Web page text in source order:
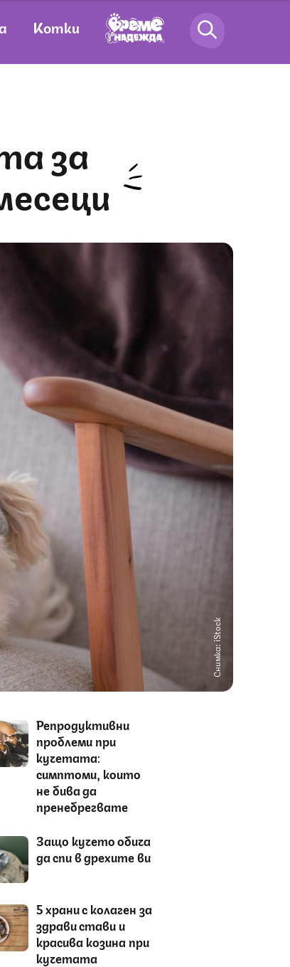
Котки
Снимка: iStock
Репродуктивни
проблеми при
кучетата:
симптоми, които
не бива да
пренебрегвате
Защо кучето обича
да спи в дрехите ви
5 храни с колаген за
здрави стави и
красива козина при
кучетата